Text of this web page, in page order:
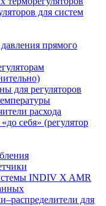
для систем
прямого
для регуляторов
расхода
себя» (регулятор
INDIV X AMR
для